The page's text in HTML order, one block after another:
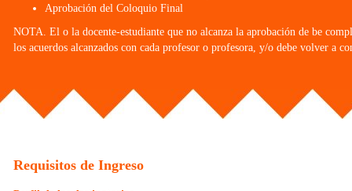
Aprobación del Coloquio Final
NOTA. El o la docente-estudiante que no alcanza la aprobación de be
los acuerdos alcanzados con cada profesor o profesora, y/o debe volver a
Requisitos de Ingreso